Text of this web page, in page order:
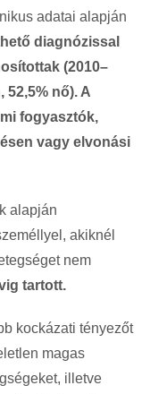
adatai alapján
diagnózissal
(2010–
52,5% nő). A
fogyasztók,
vagy elvonási
alapján
akiknél
nem
tartott.
kockázati tényezőt
magas
illetve